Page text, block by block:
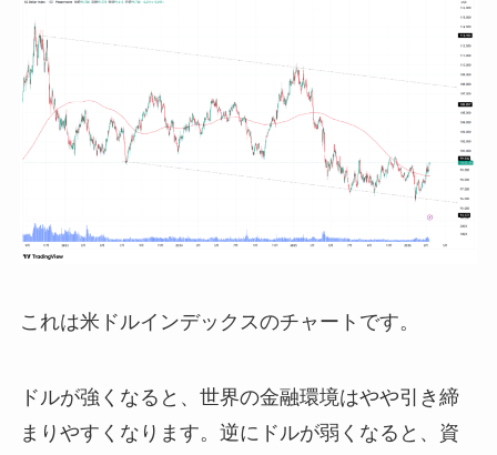
これは米ドルインデックスのチャートです。
ドルが強くなると、世界の金融環境はやや引き締
まりやすくなります。逆にドルが弱くなると、資